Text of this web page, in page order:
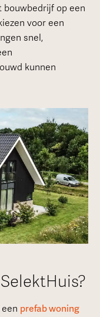
bouwbedrijf op een
voor een
snel,
kunnen
prefab woning